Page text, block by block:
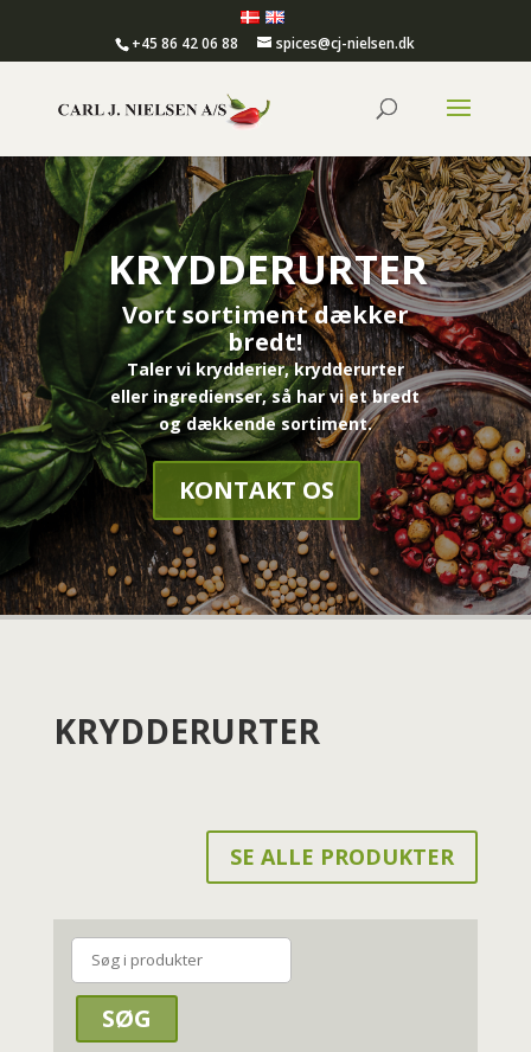
+45 86 42 06 88 spices@cj-nielsen.dk
KRYDDERURTER
Vort sortiment dækker
bredt!
Taler vi krydderier, krydderurter
eller ingredienser, så har vi et bredt
og dækkende sortiment.
KONTAKT OS
KRYDDERURTER
SE ALLE PRODUKTER